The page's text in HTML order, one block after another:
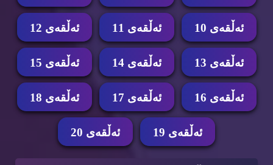
ئه‌ڵقه‌ی 10 ئه‌ڵقه‌ی 11 ئه‌ڵقه‌ی 12
ئه‌ڵقه‌ی 13 ئه‌ڵقه‌ی 14 ئه‌ڵقه‌ی 15
ئه‌ڵقه‌ی 16 ئه‌ڵقه‌ی 17 ئه‌ڵقه‌ی 18
ئه‌ڵقه‌ی 19 ئه‌ڵقه‌ی 20